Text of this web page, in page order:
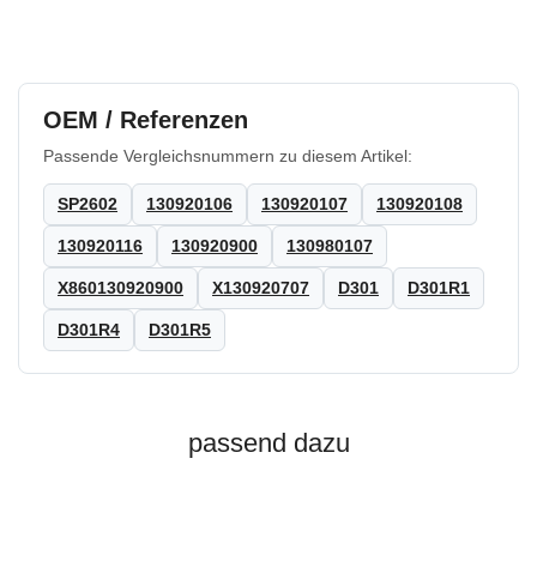
OEM / Referenzen
Passende Vergleichsnummern zu diesem Artikel:
SP2602 130920106 130920107 130920108
130920116 130920900 130980107
X860130920900 X130920707 D301 D301R1
D301R4 D301R5
passend dazu